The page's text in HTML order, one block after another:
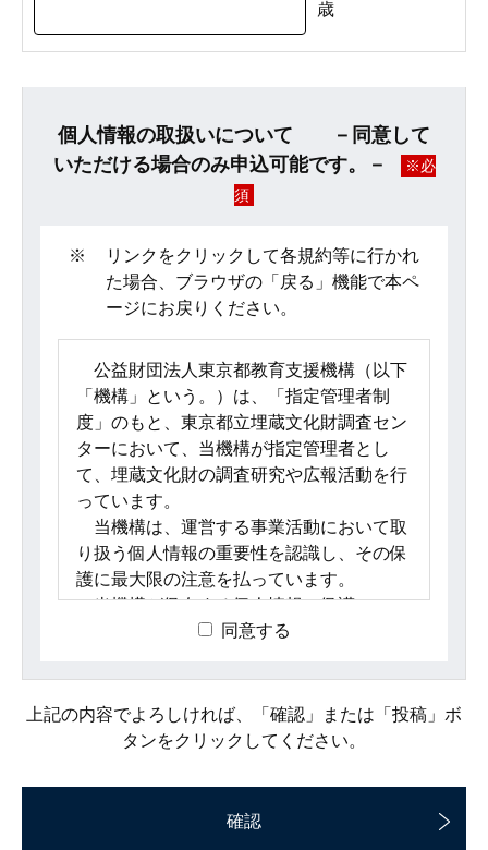
歳
個人情報の取扱いについて －同意して
いただける場合のみ申込可能です。－
※必
須
※
リンクをクリックして各規約等に行かれ
た場合、ブラウザの「戻る」機能で本ペ
ージにお戻りください。
公益財団法人東京都教育支援機構（以下
「機構」という。）は、「指定管理者制
度」のもと、東京都立埋蔵文化財調査セン
ターにおいて、当機構が指定管理者とし
て、埋蔵文化財の調査研究や広報活動を行
っています。
当機構は、運営する事業活動において取
り扱う個人情報の重要性を認識し、その保
護に最大限の注意を払っています。
当機構が保有する個人情報の保護につい
て次のとおり取り組んでいます。
１ 法令、国が定める指針その他の規
範の遵守について
当機構は、当機構が保有する個人情報に
人情報保護法」といいます。）、及びその
同意する
上記の内容でよろしければ、「確認」または「投稿」ボ
タンをクリックしてください。